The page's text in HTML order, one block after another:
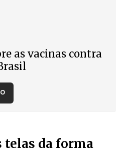
as vacinas contra
telas da forma